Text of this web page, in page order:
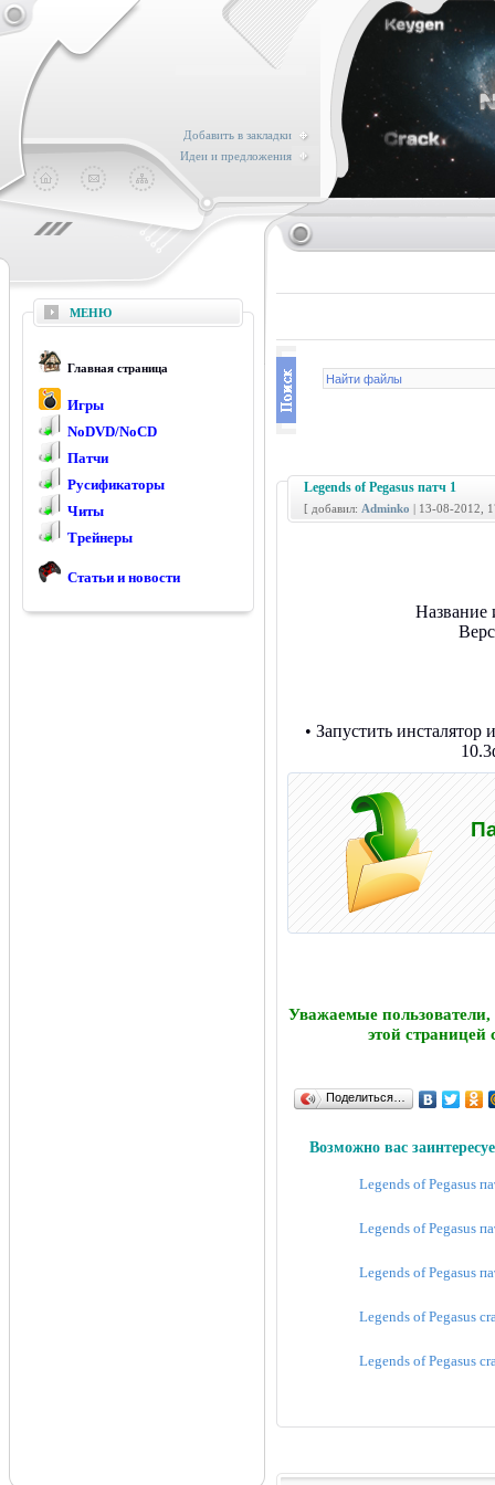
Добавить в закладки
Идеи и предложения
МЕНЮ
Главная страница
Игры
NoDVD/NoCD
Патчи
Русификаторы
Читы
Трейнеры
Статьи и новости
Legends of Pegasus патч 1
[ добавил: Adminko | 13-08-2012,
• Запустить инсталятор
Уважаемые
этой страницей
Поделиться…
Возможно вас
Legends of Pegasus
Legends of Pegasus
Legends of Pegasus
Legends of Pegasus
Legends of Pegasus